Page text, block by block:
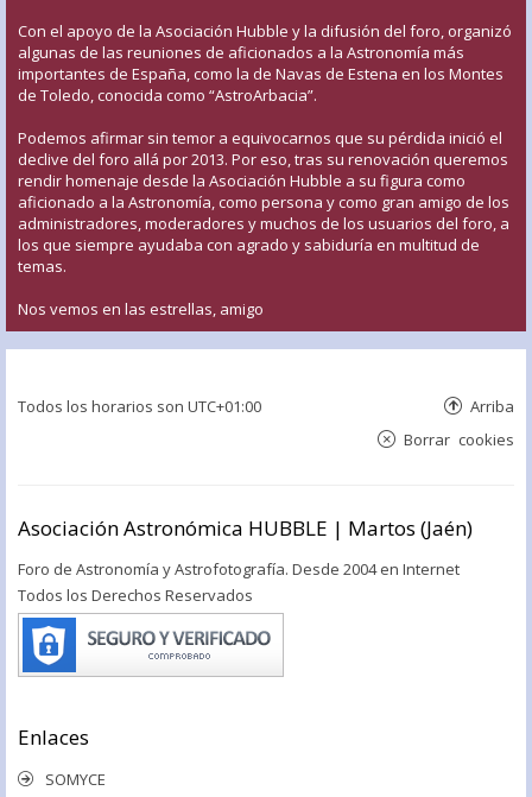
Con el apoyo de la Asociación Hubble y la difusión del foro, organizó
algunas de las reuniones de aficionados a la Astronomía más
importantes de España, como la de Navas de Estena en los Montes
de Toledo, conocida como “AstroArbacia”.
Podemos afirmar sin temor a equivocarnos que su pérdida inició el
declive del foro allá por 2013. Por eso, tras su renovación queremos
rendir homenaje desde la Asociación Hubble a su figura como
aficionado a la Astronomía, como persona y como gran amigo de los
administradores, moderadores y muchos de los usuarios del foro, a
los que siempre ayudaba con agrado y sabiduría en multitud de
temas.
Nos vemos en las estrellas, amigo
Todos los horarios son UTC+01:00 Arriba
Borrar cookies
Asociación Astronómica HUBBLE | Martos (Jaén)
Foro de Astronomía y Astrofotografía. Desde 2004 en Internet
Todos los Derechos Reservados
Enlaces
SOMYCE